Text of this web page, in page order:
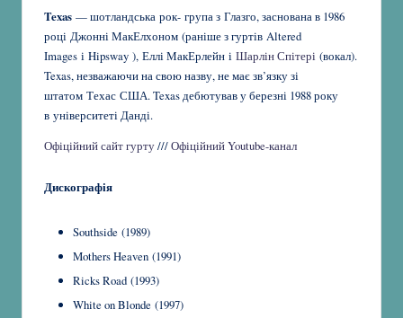
Texas — шотландська рок- група з Глазго, заснована в 1986
році Джонні МакЕлхоном (раніше з гуртів Altered
Images і Hipsway ), Еллі МакЕрлейн і Шарлін Спітері (вокал).
Texas, незважаючи на свою назву, не має зв’язку зі
штатом Техас США.Texasдебютував у березні 1988 року
в університеті Данді.
Офіційний сайт гурту///Офіційний Youtube-канал
Дискографія
Southside (1989)
Mothers Heaven (1991)
Ricks Road (1993)
White on Blonde (1997)